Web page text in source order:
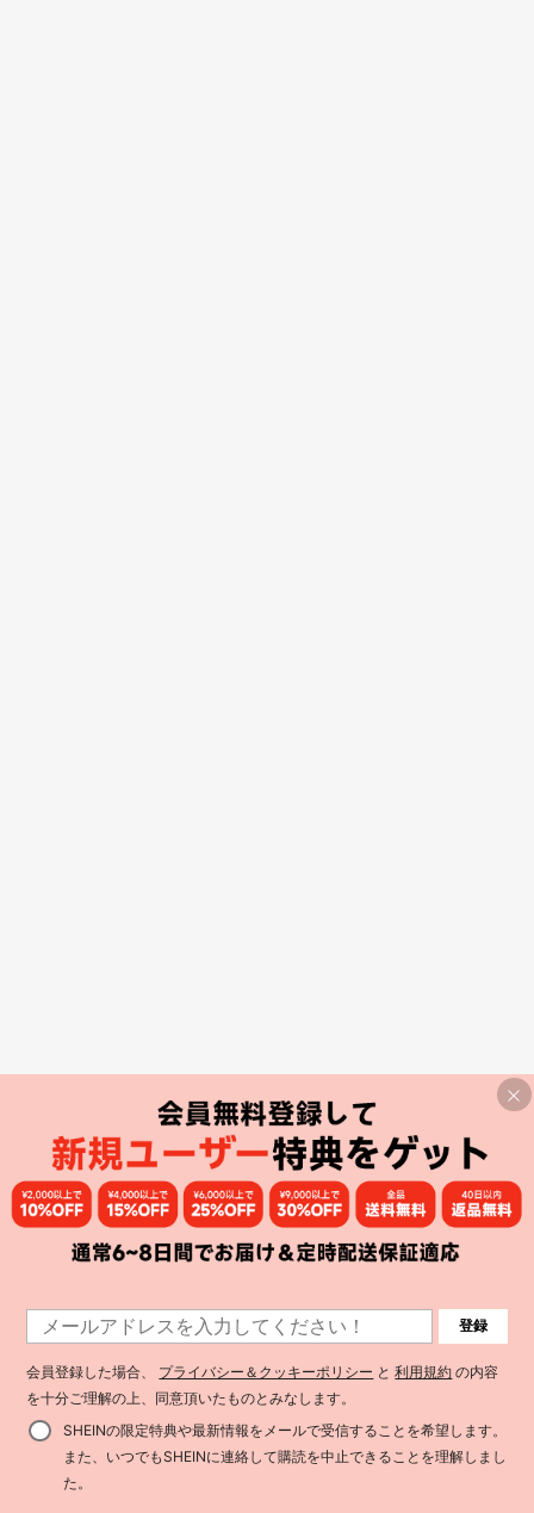
登録
会員登録した場合、 プライバシー＆クッキーポリシー と利用規約 の内容
を十分ご理解の上、同意頂いたものとみなします。
SHEINの限定特典や最新情報をメールで受信することを希望します。
また、いつでもSHEINに連絡して購読を中止できることを理解しまし
た。